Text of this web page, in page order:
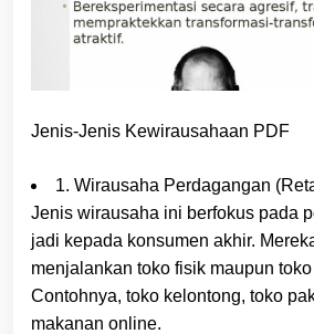
Jenis-Jenis Kewirausahaan PDF
1. Wirausaha Perdagangan
Jenis wirausaha ini berfokus pada
jadi kepada konsumen akhir.
menjalankan toko fisik maupun
Contohnya, toko kelontong, toko
makanan online.